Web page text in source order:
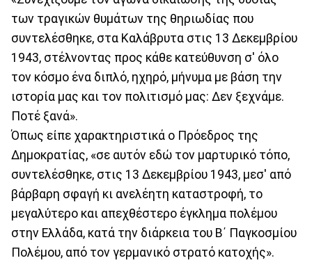
των τραγικών θυμάτων της θηριωδίας που
συντελέσθηκε, στα Καλάβρυτα στις 13 Δεκεμβρίου
1943, στέλνοντας προς κάθε κατεύθυνση σ' όλο
τον κόσμο ένα διπλό, ηχηρό, μήνυμα με βάση την
ιστορία μας και τον πολιτισμό μας: Δεν ξεχνάμε.
Ποτέ ξανά».
Όπως είπε χαρακτηριστικά ο Πρόεδρος της
Δημοκρατίας, «σε αυτόν εδώ τον μαρτυρικό τόπο,
συντελέσθηκε, στις 13 Δεκεμβρίου 1943, μεσ' από
βάρβαρη σφαγή κι ανελέητη καταστροφή, το
μεγαλύτερο και απεχθέστερο έγκλημα πολέμου
στην Ελλάδα, κατά την διάρκεια του Β΄ Παγκοσμίου
Πολέμου, από τον γερμανικό στρατό κατοχής».